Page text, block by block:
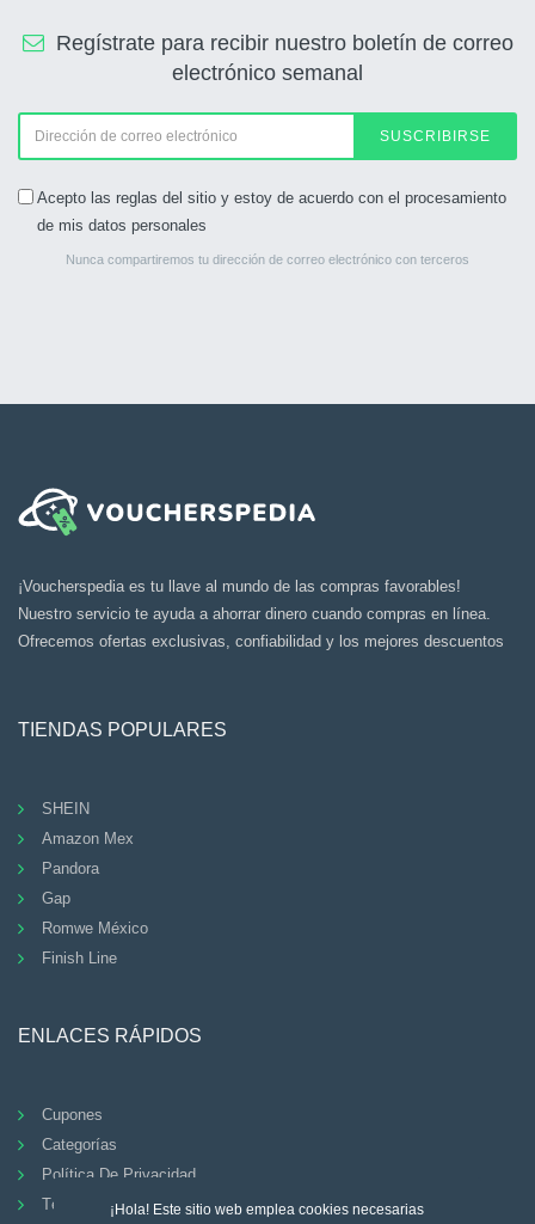
¡Hola! Este sitio web emplea cookies necesarias
Regístrate para recibir nuestro boletín de correo
electrónico semanal
SUSCRIBIRSE
Acepto las reglas del sitio y estoy de acuerdo con el procesamiento
de mis datos personales
Nunca compartiremos tu dirección de correo electrónico con terceros
¡Voucherspedia es tu llave al mundo de las compras favorables!
Nuestro servicio te ayuda a ahorrar dinero cuando compras en línea.
Ofrecemos ofertas exclusivas, confiabilidad y los mejores descuentos
TIENDAS POPULARES
SHEIN
Amazon Mex
Pandora
Gap
Romwe México
Finish Line
ENLACES RÁPIDOS
Cupones
Categorías
Política De Privacidad
Términos Y Condiciones